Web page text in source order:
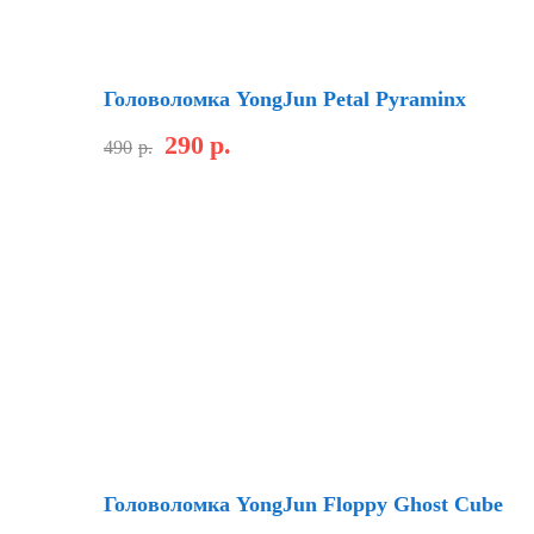
Головоломка YongJun Petal Pyraminx
490 р. 290 р.
Головоломка YongJun Floppy Ghost Cube